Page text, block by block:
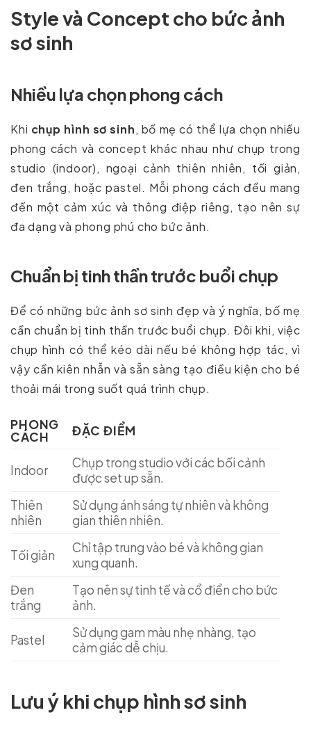
Style và Concept cho bức ảnh
sơ sinh
Nhiều lựa chọn phong cách
Khi chụp hình sơ sinh, bố mẹ có thể lựa chọn nhiều
phong cách và concept khác nhau như chụp trong
studio (indoor), ngoại cảnh thiên nhiên, tối giản,
đen trắng, hoặc pastel. Mỗi phong cách đều mang
đến một cảm xúc và thông điệp riêng, tạo nên sự
đa dạng và phong phú cho bức ảnh.
Chuẩn bị tinh thần trước buổi chụp
Để có những bức ảnh sơ sinh đẹp và ý nghĩa, bố mẹ
cần chuẩn bị tinh thần trước buổi chụp. Đôi khi, việc
chụp hình có thể kéo dài nếu bé không hợp tác, vì
vậy cần kiên nhẫn và sẵn sàng tạo điều kiện cho bé
thoải mái trong suốt quá trình chụp.
PHONG
CÁCH
ĐẶC ĐIỂM
Indoor
Chụp trong studio với các bối cảnh
được set up sẵn.
Thiên
nhiên
Sử dụng ánh sáng tự nhiên và không
gian thiên nhiên.
Tối giản
Chỉ tập trung vào bé và không gian
xung quanh.
Đen
trắng
Tạo nên sự tinh tế và cổ điển cho bức
ảnh.
Pastel
Sử dụng gam màu nhẹ nhàng, tạo
cảm giác dễ chịu.
Lưu ý khi chụp hình sơ sinh